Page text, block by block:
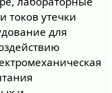
токов утечки
для